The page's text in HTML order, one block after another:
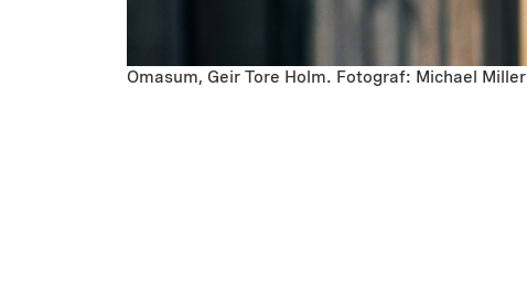
Omasum, Geir Tore Holm. Fotograf: Michael Miller